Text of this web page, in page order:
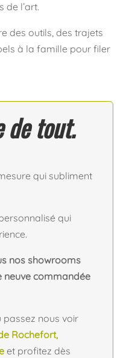
de l’art.
des outils, des trajets
à la famille pour filer
de tout.
qui subliment
qui
nos showrooms
neuve commandée
passez nous voir
Rochefort,
et profitez dès